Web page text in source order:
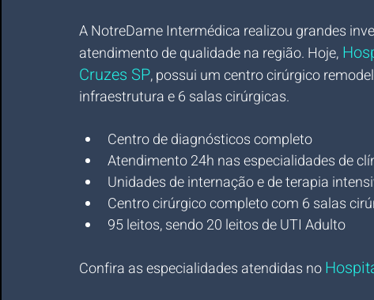
A NotreDame Intermédica realizou grandes
atendimento de qualidade na região. Hoje,
Cruzes SP, possui um centro cirúrgico
infraestrutura e 6 salas cirúrgicas.
Centro de diagnósticos completo
Atendimento 24h nas especialidades de
Unidades de internação e de terapia
Centro cirúrgico completo com 6 salas
95 leitos, sendo 20 leitos de UTI Adulto
Confira as especialidades atendidas no